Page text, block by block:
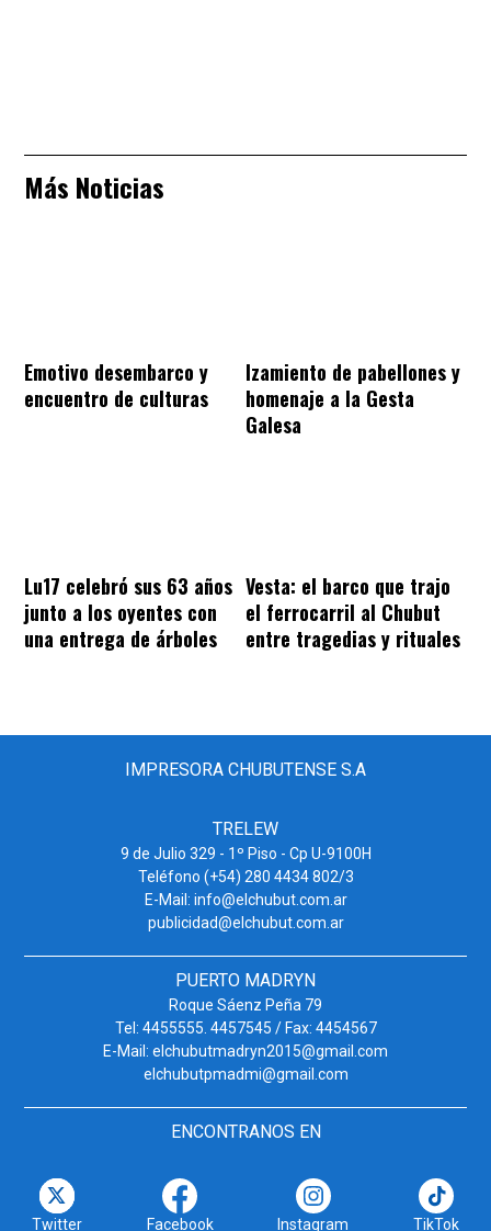
Más Noticias
Emotivo desembarco y
encuentro de culturas
Izamiento de pabellones y
homenaje a la Gesta
Galesa
Lu17 celebró sus 63 años
junto a los oyentes con
una entrega de árboles
Vesta: el barco que trajo
el ferrocarril al Chubut
entre tragedias y rituales
IMPRESORA CHUBUTENSE S.A
TRELEW
9 de Julio 329 - 1º Piso - Cp U-9100H
Teléfono (+54) 280 4434 802/3
E-Mail: info@elchubut.com.ar
publicidad@elchubut.com.ar
PUERTO MADRYN
Roque Sáenz Peña 79
Tel: 4455555. 4457545 / Fax: 4454567
E-Mail: elchubutmadryn2015@gmail.com
elchubutpmadmi@gmail.com
ENCONTRANOS EN
Twitter Facebook Instagram TikTok